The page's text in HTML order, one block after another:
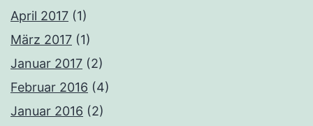
April 2017 (1)
März 2017 (1)
Januar 2017 (2)
Februar 2016 (4)
Januar 2016 (2)